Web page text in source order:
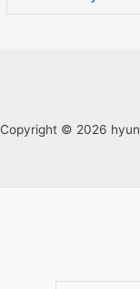
Copyright © 2026